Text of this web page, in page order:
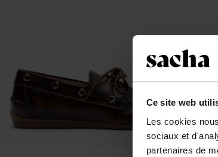
Ce site web
Les cookies
sociaux et
partenaires de